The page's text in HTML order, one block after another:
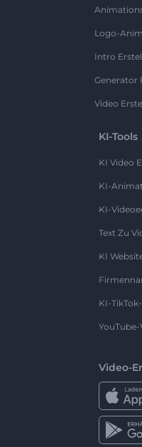
Logo-
Intro
Generator
Video
KI-Tools
KI Video
KI-
KI-
Text Zu
KI
KI-
Video-